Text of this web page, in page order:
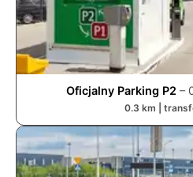
Oficjalny Parking P2 –
0.3 km |